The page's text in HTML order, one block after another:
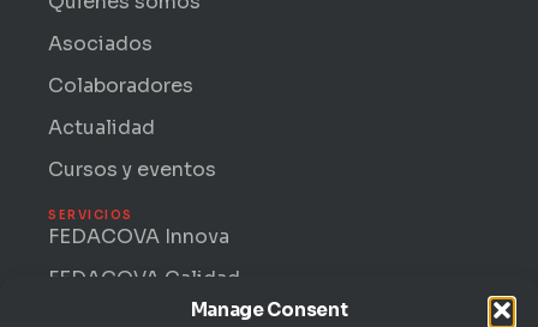
Manage Consent
Asociados
Colaboradores
Actualidad
Cursos y eventos
SERVICIOS
FEDACOVA Innova
FEDACOVA Calidad
Internacional · ENTRII